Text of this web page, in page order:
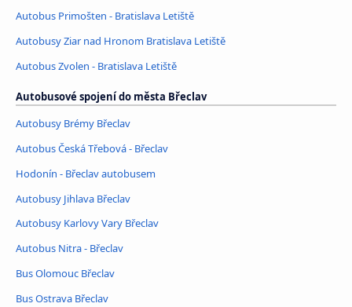
Autobus Primošten - Bratislava Letiště
Autobusy Ziar nad Hronom Bratislava Letiště
Autobus Zvolen - Bratislava Letiště
Autobusové spojení do města Břeclav
Autobusy Brémy Břeclav
Autobus Česká Třebová - Břeclav
Hodonín - Břeclav autobusem
Autobusy Jihlava Břeclav
Autobusy Karlovy Vary Břeclav
Autobus Nitra - Břeclav
Bus Olomouc Břeclav
Bus Ostrava Břeclav